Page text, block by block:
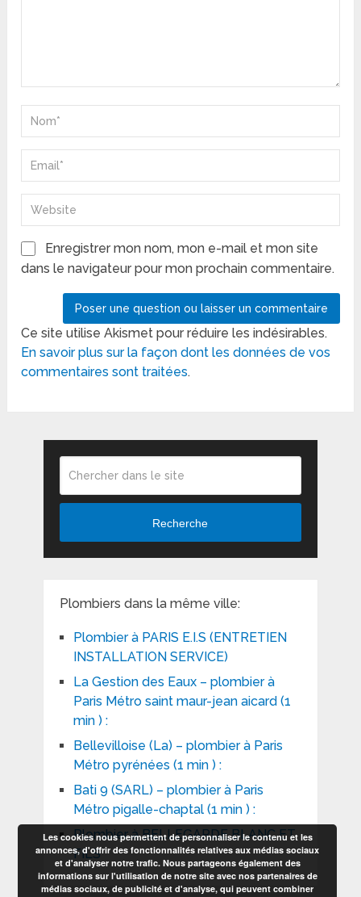
Enregistrer mon nom, mon e-mail et mon site
dans le navigateur pour mon prochain commentaire.
Ce site utilise Akismet pour réduire les indésirables.
En savoir plus sur la façon dont les données de vos
commentaires sont traitées.
Recherche
Plombiers dans la même ville:
Plombier à PARIS E.I.S (ENTRETIEN
INSTALLATION SERVICE)
La Gestion des Eaux – plombier à
Paris Métro saint maur-jean aicard (1
min ) :
Bellevilloise (La) – plombier à Paris
Métro pyrénées (1 min ) :
Bati 9 (SARL) – plombier à Paris
Métro pigalle-chaptal (1 min ) :
Plombier à BELLEGARDE BLANC ET
FILS
Les cookies nous permettent de personnaliser le contenu et les
annonces, d'offrir des fonctionnalités relatives aux médias sociaux
et d'analyser notre trafic. Nous partageons également des
informations sur l'utilisation de notre site avec nos partenaires de
médias sociaux, de publicité et d'analyse, qui peuvent combiner